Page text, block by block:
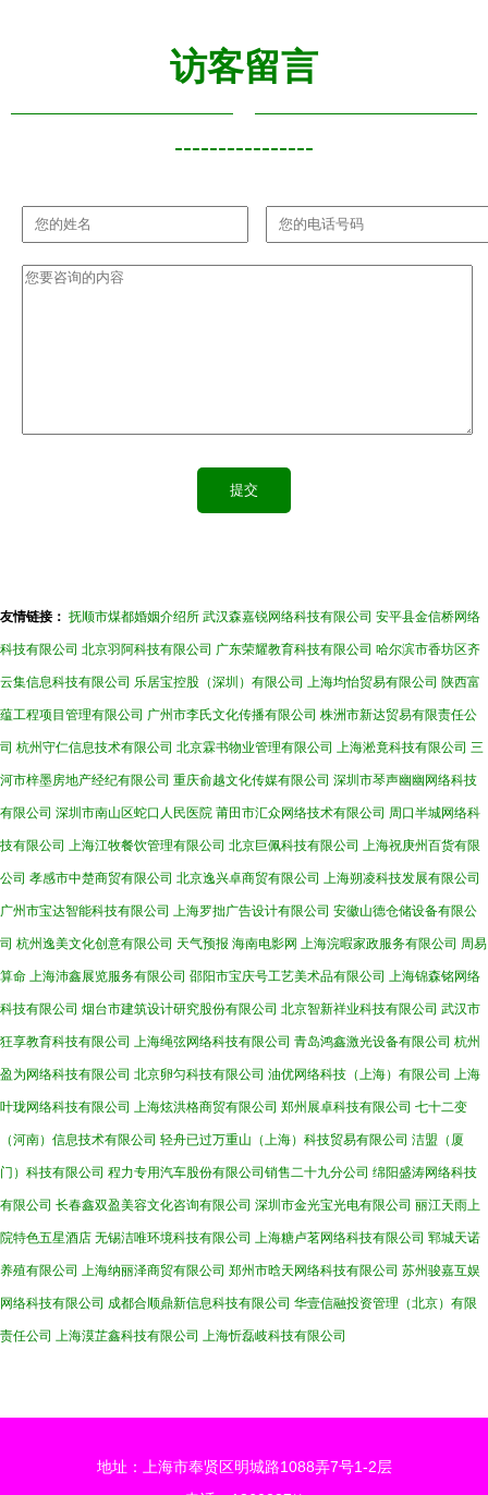
访客留言
----------------
友情链接： 抚顺市煤都婚姻介绍所 武汉森嘉锐网络科技有限公司 安平县金信桥网络
科技有限公司 北京羽阿科技有限公司 广东荣耀教育科技有限公司 哈尔滨市香坊区齐
云集信息科技有限公司 乐居宝控股（深圳）有限公司 上海均怡贸易有限公司 陕西富
蕴工程项目管理有限公司 广州市李氏文化传播有限公司 株洲市新达贸易有限责任公
司 杭州守仁信息技术有限公司 北京霖书物业管理有限公司 上海淞竟科技有限公司 三
河市梓墨房地产经纪有限公司 重庆俞越文化传媒有限公司 深圳市琴声幽幽网络科技
有限公司 深圳市南山区蛇口人民医院 莆田市汇众网络技术有限公司 周口半城网络科
技有限公司 上海江牧餐饮管理有限公司 北京巨佩科技有限公司 上海祝庚州百货有限
公司 孝感市中楚商贸有限公司 北京逸兴卓商贸有限公司 上海朔凌科技发展有限公司
广州市宝达智能科技有限公司 上海罗拙广告设计有限公司 安徽山德仓储设备有限公
司 杭州逸美文化创意有限公司 天气预报 海南电影网 上海浣暇家政服务有限公司 周易
算命 上海沛鑫展览服务有限公司 邵阳市宝庆号工艺美术品有限公司 上海锦森铭网络
科技有限公司 烟台市建筑设计研究股份有限公司 北京智新祥业科技有限公司 武汉市
狂享教育科技有限公司 上海绳弦网络科技有限公司 青岛鸿鑫激光设备有限公司 杭州
盈为网络科技有限公司 北京卵匀科技有限公司 油优网络科技（上海）有限公司 上海
叶珑网络科技有限公司 上海炫洪格商贸有限公司 郑州展卓科技有限公司 七十二变
（河南）信息技术有限公司 轻舟已过万重山（上海）科技贸易有限公司 洁盟（厦
门）科技有限公司 程力专用汽车股份有限公司销售二十九分公司 绵阳盛涛网络科技
有限公司 长春鑫双盈美容文化咨询有限公司 深圳市金光宝光电有限公司 丽江天雨上
院特色五星酒店 无锡洁唯环境科技有限公司 上海糖卢茗网络科技有限公司 郓城天诺
养殖有限公司 上海纳丽泽商贸有限公司 郑州市晗天网络科技有限公司 苏州骏嘉互娱
网络科技有限公司 成都合顺鼎新信息科技有限公司 华壹信融投资管理（北京）有限
责任公司 上海漠芷鑫科技有限公司 上海忻磊岐科技有限公司
地址：上海市奉贤区明城路1088弄7号1-2层